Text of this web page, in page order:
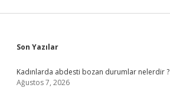
Sidebar
Son Yazılar
Kadınlarda abdesti bozan durumlar nelerdir ?
Ağustos 7, 2026